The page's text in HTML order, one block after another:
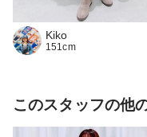
Kiko
151cm
このスタッフの他